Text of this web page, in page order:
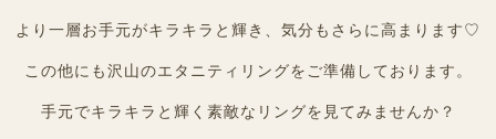
より一層お手元がキラキラと輝き、気分もさらに高まります♡
この他にも沢山のエタニティリングをご準備しております。
手元でキラキラと輝く素敵なリングを見てみませんか？